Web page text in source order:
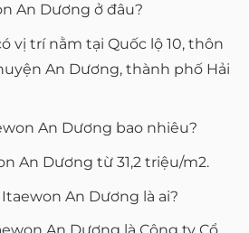
An Dương ở đâu?
vị trí nằm tại Quốc lộ 10, thôn
An Dương, thành phố Hải
An Dương bao nhiêu?
An Dương từ 31,2 triệu/m2.
An Dương là ai?